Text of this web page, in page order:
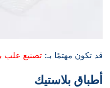
قد تكون مهتمًا بـ: تصنيع علب
أطباق بلاستيك